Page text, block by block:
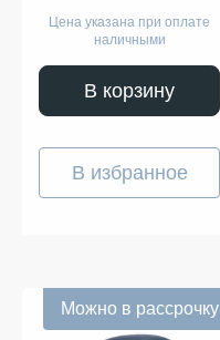
Показать
ещё
Цена указана при оплате
наличными
В корзину
В избранное
Можно в рассрочку